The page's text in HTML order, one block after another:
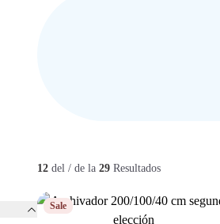
12 del / de la 29 Resultados
Sale